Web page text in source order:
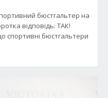
бюстгальтер на
відповідь: ТАК!
спортивні бюстгальтери